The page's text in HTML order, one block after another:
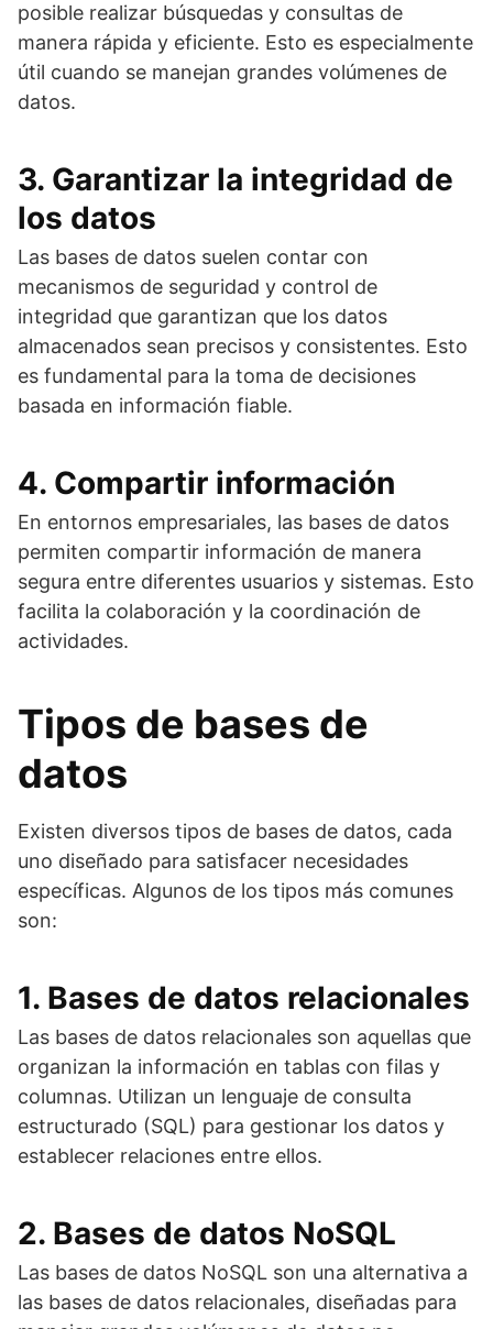
posible realizar búsquedas y consultas de
manera rápida y eficiente. Esto es especialmente
útil cuando se manejan grandes volúmenes de
datos.
3. Garantizar la integridad de
los datos
Las bases de datos suelen contar con
mecanismos de seguridad y control de
integridad que garantizan que los datos
almacenados sean precisos y consistentes. Esto
es fundamental para la toma de decisiones
basada en información fiable.
4. Compartir información
En entornos empresariales, las bases de datos
permiten compartir información de manera
segura entre diferentes usuarios y sistemas. Esto
facilita la colaboración y la coordinación de
actividades.
Tipos de bases de
datos
Existen diversos tipos de bases de datos, cada
uno diseñado para satisfacer necesidades
específicas. Algunos de los tipos más comunes
son:
1. Bases de datos relacionales
Las bases de datos relacionales son aquellas que
organizan la información en tablas con filas y
columnas. Utilizan un lenguaje de consulta
estructurado (SQL) para gestionar los datos y
establecer relaciones entre ellos.
2. Bases de datos NoSQL
Las bases de datos NoSQL son una alternativa a
las bases de datos relacionales, diseñadas para